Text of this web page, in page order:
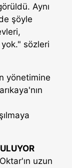
Aynı
şöyle
sözleri
yönetimine
uzun